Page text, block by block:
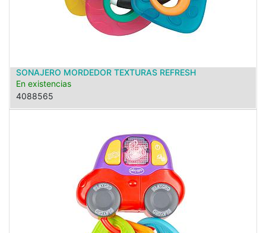
SONAJERO MORDEDOR TEXTURAS REFRESH
En existencias
4088565